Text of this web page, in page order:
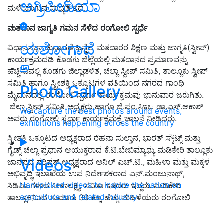
ಅಗ್ರಿಪೀಡಿಯಾ
ಯಶೋಗಾಥೆ
Photo Gallery
We capture the best photos around events,
exhibitions happening across the country
Videos
Handpicked videos to inspire the nation on
agriculture and related industry
ಮಳೆಯಾಗುವ ಸಾಧ್ಯತೆ ಇದೆ.
ಮತದಾನ ಜಾಗೃತಿ ಗಮನ ಸೆಳೆದ ರಂಗೋಲಿ ಸ್ಪರ್ಧೆ
ವಿಧಾನಸಭಾ ಚುನಾವಣೆ ಹಿನ್ನೆಲೆ ಮತದಾರರ ಶಿಕ್ಷಣ ಮತ್ತು ಜಾಗೃತಿ(ಸ್ವೀಪ್)
ಕಾರ್ಯಕ್ರಮದಡಿ ಕೊಡಗು ಜಿಲ್ಲೆಯಲ್ಲಿ ಮತದಾನದ ಪ್ರಮಾಣವನ್ನು
ಹೆಚ್ಚಿಸುವಲ್ಲಿ ಕೊಡಗು ಜಿಲ್ಲಾಡಳಿತ, ಜಿಲ್ಲಾ ಸ್ವೀಪ್ ಸಮಿತಿ, ತಾಲ್ಲೂಕು ಸ್ವೀಪ್
ಸಮಿತಿ ಹಾಗೂ ಸ್ತ್ರೀಶಕ್ತಿ ಒಕ್ಕೂಟಗಳ ವತಿಯಿಂದ ನಗರದ ಗಾಂಧಿ
ಮೈದಾನದಲ್ಲಿ ರಂಗೋಲಿ ಸ್ಪರ್ಧಾ ಕಾರ್ಯಕ್ರಮವು ಭಾನುವಾರ ಜರುಗಿತು.
ಜಿಲ್ಲಾ ಸ್ವೀಪ್ ಸಮಿತಿ ಅಧ್ಯಕ್ಷರು ಹಾಗೂ ಜಿ.ಪಂ.ಸಿಇಒ ಡಾ.ಎಸ್.ಆಕಾಶ್
ಅವರು ರಂಗೋಲಿ ಸ್ಪರ್ಧಾ ಕಾರ್ಯಕ್ರಮಕ್ಕೆ ಚಾಲನೆ ನೀಡಿದರು.
ಸ್ತ್ರೀಶಕ್ತಿ ಒಕ್ಕೂಟದ ಅಧ್ಯಕ್ಷರಾದ ರೆಹನಾ ಸುಲ್ತಾನ, ಭಾರತ್ ಸ್ಕೌಟ್ಸ್ ಮತ್ತು
ಗೈಡ್ಸ್ ಜಿಲ್ಲಾ ಪ್ರಧಾನ ಆಯುಕ್ತರಾದ ಕೆ.ಟಿ.ಬೇಬಿಮ್ಯಾಥ್ಯು ಮಡಿಕೇರಿ ತಾಲ್ಲೂಕು
ಜಾನಪದ ಪರಿಷತ್ ಅಧ್ಯಕ್ಷರಾದ ಅನಿಲ್ ಎಚ್.ಟಿ., ಮಹಿಳಾ ಮತ್ತು ಮಕ್ಕಳ
ಅಭಿವೃದ್ಧಿ ಇಲಾಖೆಯ ಉಪ ನಿರ್ದೇಶಕರಾದ ಎನ್.ಮಂಜುನಾಥ್,
ಸಿಡಿಪಿಒಗಳಾದ ಸೀತಾಲಕ್ಷ್ಮಿ, ಸವಿತಾ ಇತರರು ಇದ್ದರು. ಮಡಿಕೇರಿ
ತಾಲ್ಲೂಕಿನಿಂದ ಸುಮಾರು 30 ಕ್ಕೂ ಹೆಚ್ಚು ಮಹಿಳೆಯರು ರಂಗೋಲಿ